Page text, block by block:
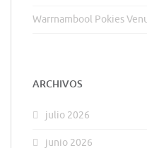
Warrnambool Pokies
ARCHIVOS
julio 2026
junio 2026